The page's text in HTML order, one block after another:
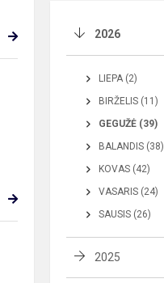
2026
LIEPA (2)
BIRŽELIS (11)
GEGUŽĖ (39)
BALANDIS (38)
KOVAS (42)
VASARIS (24)
SAUSIS (26)
2025